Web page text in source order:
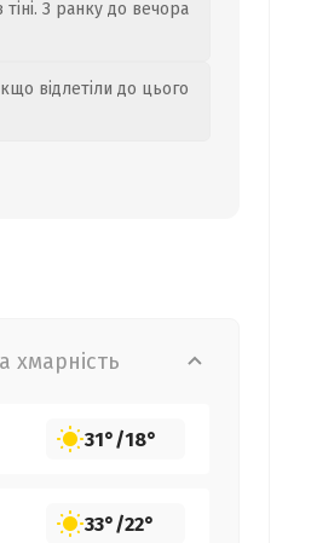
З ранку до вечора
відлетіли до цього
хмарність
31°/18°
33°/22°